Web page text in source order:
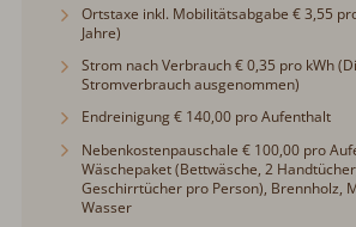
Ortstaxe inkl. Mobilitätsabgabe € 3,55
Jahre)
Strom nach Verbrauch € 0,35 pro kWh
Stromverbrauch ausgenommen)
Endreinigung € 140,00 pro Aufenthalt
Nebenkostenpauschale € 100,00 pro
Wäschepaket (Bettwäsche, 2
Geschirrtücher pro Person), Brennholz,
Wasser